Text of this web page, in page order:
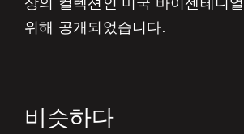
위해 공개되었습니다.
비슷하다